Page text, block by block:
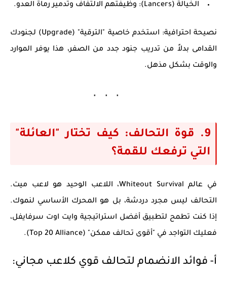
الخيالة (Lancers): وظيفتهم الالتفاف وتدمير رماة العدو.
نصيحة احترافية:
استخدم خاصية "الترقية" (Upgrade) لجنودك
القدامى بدلاً من تدريب جنود جدد من الصفر، هذا يوفر الموارد
والوقت بشكل مذهل.
9. قوة التحالف: كيف تختار "العائلة"
التي ترفعك للقمة؟
في عالم Whiteout Survival، اللاعب الوحيد هو لاعب ميت.
التحالف ليس مجرد دردشة، بل هو المحرك الأساسي لنموك.
إذا كنت تطمح لتطبيق أفضل استراتيجية وايت اوت سرفايفل،
فعليك التواجد في "أقوى تحالف ممكن" (Top 20 Alliance).
أ- فوائد الانضمام لتحالف قوي كلاعب مجاني: